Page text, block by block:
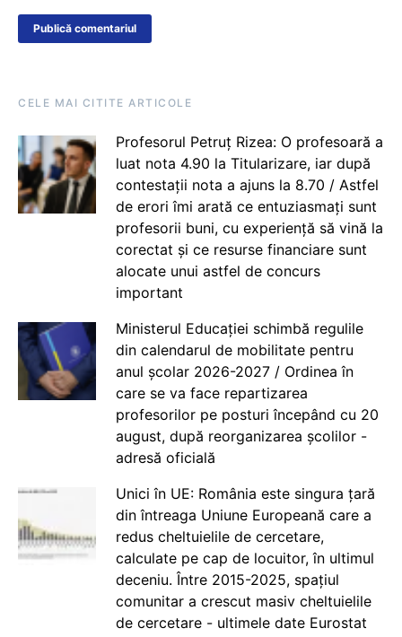
CELE MAI CITITE ARTICOLE
Profesorul Petruț Rizea: O profesoară a
luat nota 4.90 la Titularizare, iar după
contestații nota a ajuns la 8.70 / Astfel
de erori îmi arată ce entuziasmați sunt
profesorii buni, cu experiență să vină la
corectat și ce resurse financiare sunt
alocate unui astfel de concurs
important
Ministerul Educației schimbă regulile
din calendarul de mobilitate pentru
anul școlar 2026-2027 / Ordinea în
care se va face repartizarea
profesorilor pe posturi începând cu 20
august, după reorganizarea școlilor -
adresă oficială
Unici în UE: România este singura țară
din întreaga Uniune Europeană care a
redus cheltuielile de cercetare,
calculate pe cap de locuitor, în ultimul
deceniu. Între 2015-2025, spațiul
comunitar a crescut masiv cheltuielile
de cercetare - ultimele date Eurostat